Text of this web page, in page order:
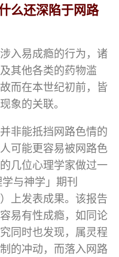
么还深陷于网路
入易成瘾的行为，诸
其他各类的药物滥
而在本世纪初前，皆
象的关联。
非能抵挡网路色情的
可能更容易被网路色
几位心理学家做过一
与神学」期刊
上发表成果。该报告
易有性成瘾，如同论
同时也发现，属灵程
的冲动，而落入网路